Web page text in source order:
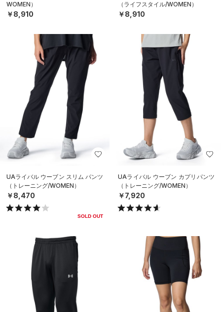
WOMEN）
￥8,910
（ライフスタイル/WOMEN）
￥8,910
UAライバル ウーブン スリム パンツ
（トレーニング/WOMEN）
￥8,470
SOLD OUT
UAライバル ウーブン カプリパンツ
（トレーニング/WOMEN）
￥7,920